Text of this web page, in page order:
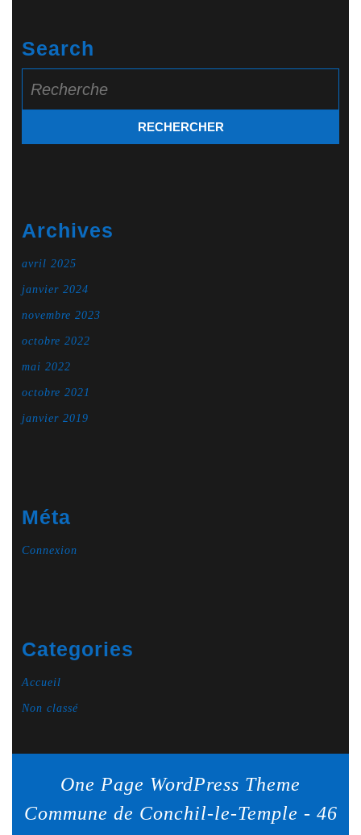
Search
for:
Archives
avril 2025
janvier 2024
novembre 2023
octobre 2022
mai 2022
octobre 2021
janvier 2019
Méta
Connexion
Categories
Accueil
Non classé
One Page WordPress Theme
Commune de Conchil-le-Temple - 46